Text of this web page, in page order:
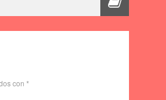
con *